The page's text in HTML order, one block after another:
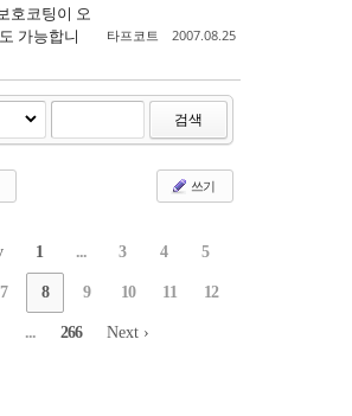
호코팅이 오
가능합니
타프코트 2007.08.25
검색
쓰기
1 ... 3 4 5
7 8 9 10 11 12
... 266 Next ›